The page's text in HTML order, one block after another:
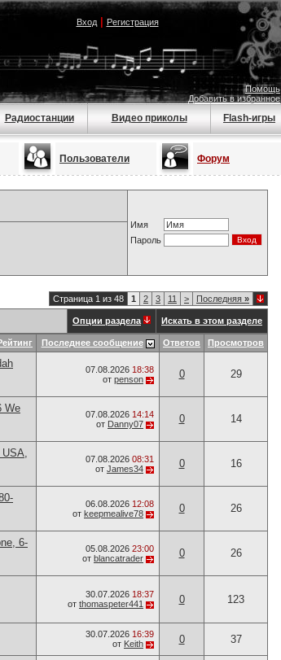
Вход| Регистрация
Помощь
Добавить в избранное
Радиостанции Видео приколы Flash-игры
Пользователи Форум
Имя
Пароль
Страница 1 из 48 1 2 3 11 > Последняя »
Опции раздела Искать в этом разделе
Последнее сообщение Ответов Просмотров
07.08.2026 18:38
от penson 0 29
We
07.08.2026 14:14
от Danny07 0 14
07.08.2026 08:31
от James34 0 16
06.08.2026 12:08
от keepmealive78 0 26
6-
05.08.2026 23:00
от blancatrader 0 26
30.07.2026 18:37
от thomaspeter441 0 123
30.07.2026 16:39
от Keith 0 37